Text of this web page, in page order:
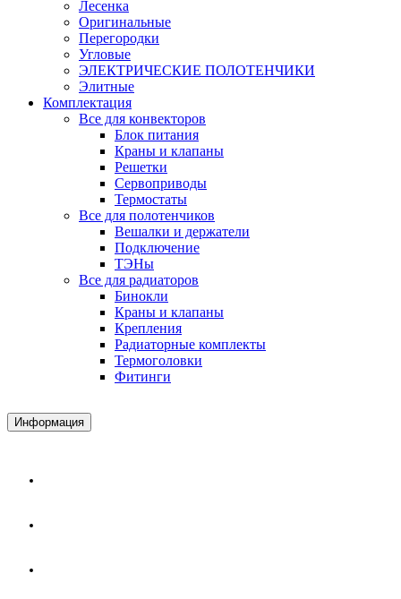
Лесенка
Оригинальные
Перегородки
Угловые
ЭЛЕКТРИЧЕСКИЕ ПОЛОТЕНЧИКИ
Элитные
Комплектация
Все для конвекторов
Блок питания
Краны и клапаны
Решетки
Сервоприводы
Термостаты
Все для полотенчиков
Вешалки и держатели
Подключение
ТЭНы
Все для радиаторов
Бинокли
Краны и клапаны
Крепления
Радиаторные комплекты
Термоголовки
Фитинги
Информация